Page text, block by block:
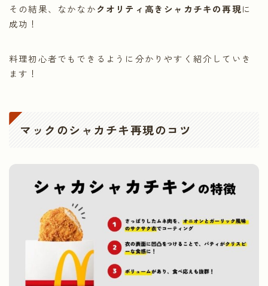
その結果、なかなかクオリティ高きシャカチキの再現に
成功！
料理初心者でもできるように分かりやすく紹介していき
ます！
マックのシャカチキ再現のコツ